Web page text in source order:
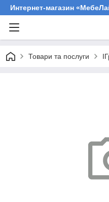
Интернет-магазин
Товари та послуги